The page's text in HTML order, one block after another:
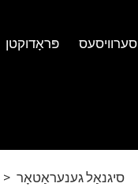
פּראָדוקטן סערוויסעס
סיגנאַל גענעראַטאָר